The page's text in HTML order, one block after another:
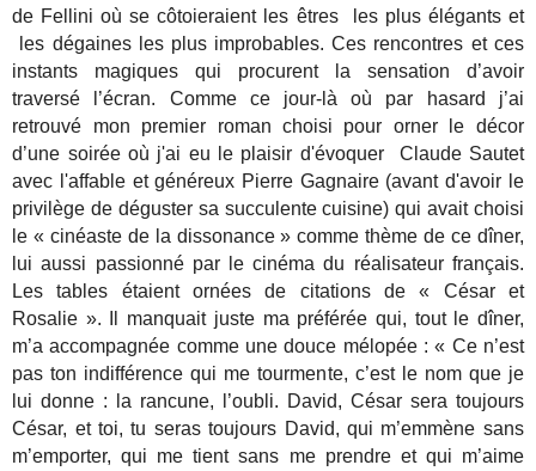
de Fellini où se côtoieraient les êtres les plus élégants et
les dégaines les plus improbables. Ces rencontres et ces
instants magiques qui procurent la sensation d’avoir
traversé l’écran. Comme ce jour-là où par hasard j’ai
retrouvé mon premier roman choisi pour orner le décor
d’une soirée où j'ai eu le plaisir d'évoquer Claude Sautet
avec l'affable et généreux Pierre Gagnaire (avant d'avoir le
privilège de déguster sa succulente cuisine) qui avait choisi
le « cinéaste de la dissonance » comme thème de ce dîner,
lui aussi passionné par le cinéma du réalisateur français.
Les tables étaient ornées de citations de « César et
Rosalie ». Il manquait juste ma préférée qui, tout le dîner,
m’a accompagnée comme une douce mélopée : « Ce n’est
pas ton indifférence qui me tourmente, c’est le nom que je
lui donne : la rancune, l’oubli. David, César sera toujours
César, et toi, tu seras toujours David, qui m’emmène sans
m’emporter, qui me tient sans me prendre et qui m’aime